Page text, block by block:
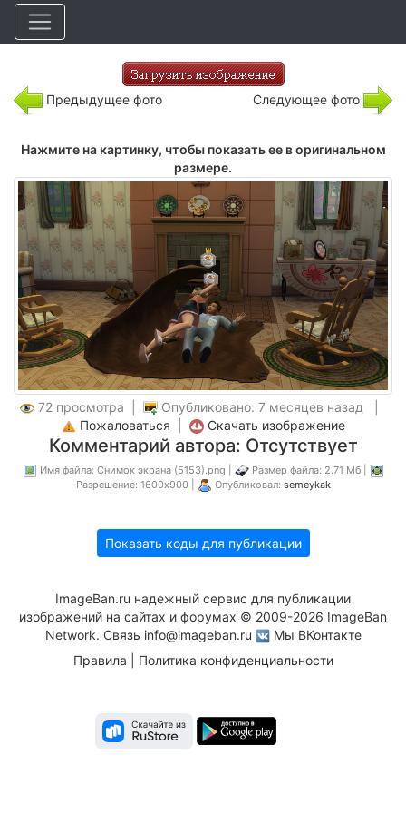
Предыдущее фото Следующее фото
Нажмите на картинку, чтобы показать ее в оригинальном
размере.
72 просмотра |
Опубликовано: 7 месяцев назад |
Пожаловаться
Скачать изображение
Комментарий автора: Отсутствует
Имя файла: Снимок экрана (5153).png |
Размер файла: 2.71 Мб |
Разрешение: 1600x900 |
Опубликовал: semeykak
Показать коды для публикации
ImageBan.ru надежный сервис для публикации
изображений на сайтах и форумах © 2009-2026 ImageBan
Network. Связь info@imageban.ru
Мы ВКонтакте
Правила
Политика конфиденциальности